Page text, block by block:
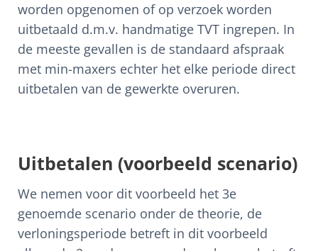
worden opgenomen of op verzoek worden
uitbetaald d.m.v. handmatige TVT ingrepen. In
de meeste gevallen is de standaard afspraak
met min-maxers echter het elke periode direct
uitbetalen van de gewerkte overuren.
Uitbetalen (voorbeeld scenario)
We nemen voor dit voorbeeld het 3e
genoemde scenario onder de theorie, de
verloningsperiode betreft in dit voorbeeld